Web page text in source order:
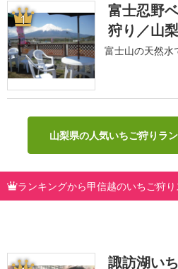
1
富士忍野
狩り／山
富士山の天然水
山梨県の人気いちご狩りラ
ランキングから甲信越のいちご狩
諏訪湖い